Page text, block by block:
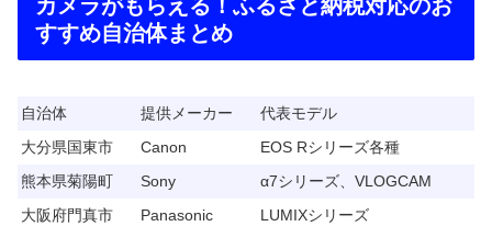
カメラがもらえる！ふるさと納税対応のお
すすめ自治体まとめ
自治体 提供メーカー
代表モデル
大分県国東市
Canon
EOS Rシリーズ各種
熊本県菊陽町
Sony
α7シリーズ、VLOGCAM
大阪府門真市
Panasonic LUMIXシリーズ